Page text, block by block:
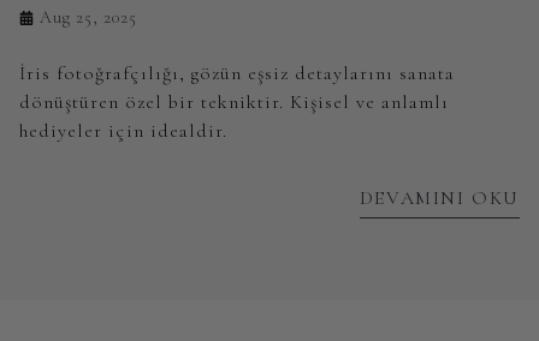
Aug 25, 2025
İris fotoğrafçılığı, gözün eşsiz detaylarını sanata
dönüştüren özel bir tekniktir. Kişisel ve anlamlı
hediyeler için idealdir.
DEVAMINI OKU